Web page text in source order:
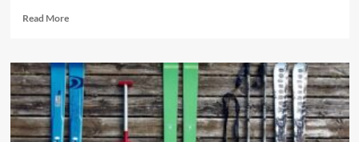
Read MoreRead
Sabat
narciarzy
w
Górach
Świętokrzyskich